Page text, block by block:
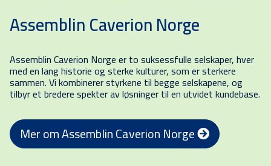
Assemblin Caverion Norge
Assemblin Caverion Norge er to suksessfulle selskaper, hver
med en lang historie og sterke kulturer, som er sterkere
sammen. Vi kombinerer styrkene til begge selskapene, og
tilbyr et bredere spekter av løsninger til en utvidet kundebase.
Mer om Assemblin Caverion Norge